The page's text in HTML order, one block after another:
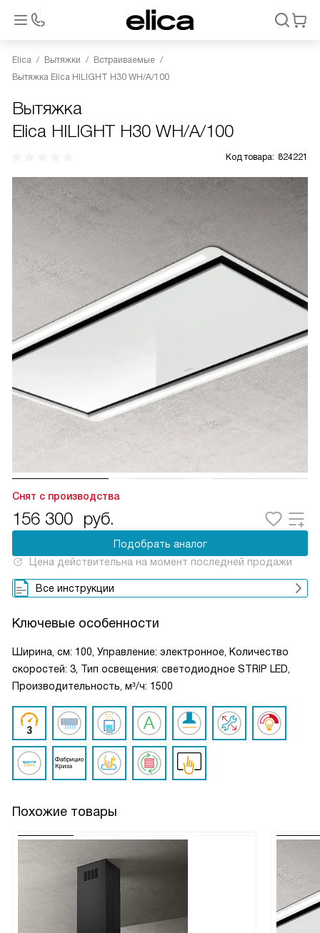
Elica Вытяжки
Встраиваемые
Вытяжка Elica HILIGHT H30 WH/A/100
Вытяжка
Elica HILIGHT H30 WH/A/100
Код товара: 824221
Снят с производства
156 300 руб.
Подобрать аналог
Цена действительна на момент последней продажи
Все инструкции
Ключевые особенности
Ширина, см: 100, Управление: электронное, Количество
скоростей: 3, Тип освещения: светодиодное STRIP LED,
Производительность, м³/ч: 1500
Похожие товары